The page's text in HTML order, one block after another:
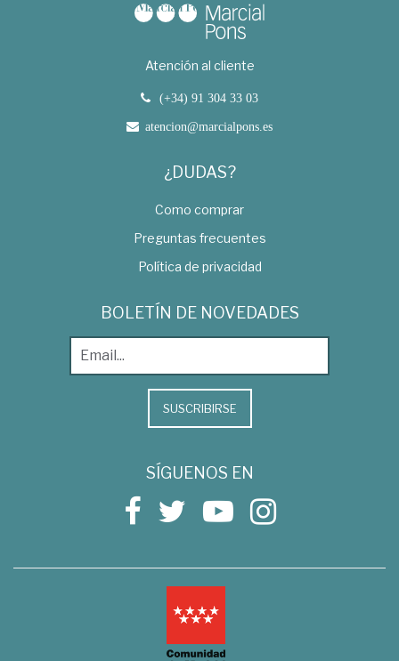
Atención al cliente
(+34) 91 304 33 03
atencion@marcialpons.es
¿DUDAS?
Como comprar
Preguntas frecuentes
Política de privacidad
BOLETÍN DE NOVEDADES
SUSCRIBIRSE
SÍGUENOS EN